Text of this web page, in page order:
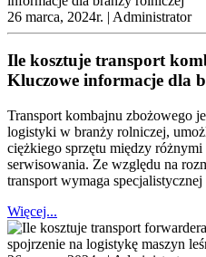
26 marca, 2024r. | Administrator
Ile kosztuje transport
Kluczowe informacje dla
Transport kombajnu zbożowego
logistyki w branży rolniczej,
ciężkiego sprzętu między
serwisowania. Ze względu na
transport wymaga
Więcej...